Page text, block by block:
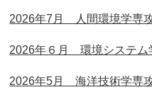
2026年7月 人間環境学専
2026年６月 環境システ
2026年5月 海洋技術学専